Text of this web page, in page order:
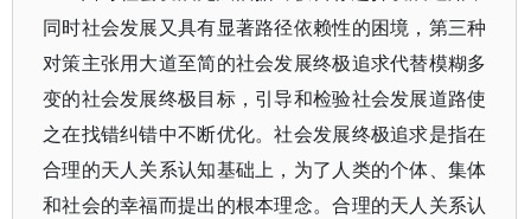
同时社会发展又具有显著路径依赖性的困境，第三种
对策主张用大道至简的社会发展终极追求代替模糊多
变的社会发展终极目标，引导和检验社会发展道路使
之在找错纠错中不断优化。社会发展终极追求是指在
合理的天人关系认知基础上，为了人类的个体、集体
和社会的幸福而提出的根本理念。合理的天人关系认